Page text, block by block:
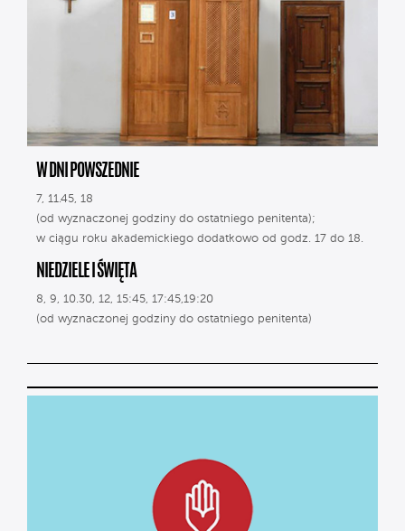
W DNI POWSZEDNIE
7, 11.45, 18
(od wyznaczonej godziny do ostatniego penitenta);
w ciągu roku akademickiego dodatkowo od godz. 17 do 18.
NIEDZIELE I ŚWIĘTA
8, 9, 10.30, 12, 15:45, 17:45,19:20
(od wyznaczonej godziny do ostatniego penitenta)